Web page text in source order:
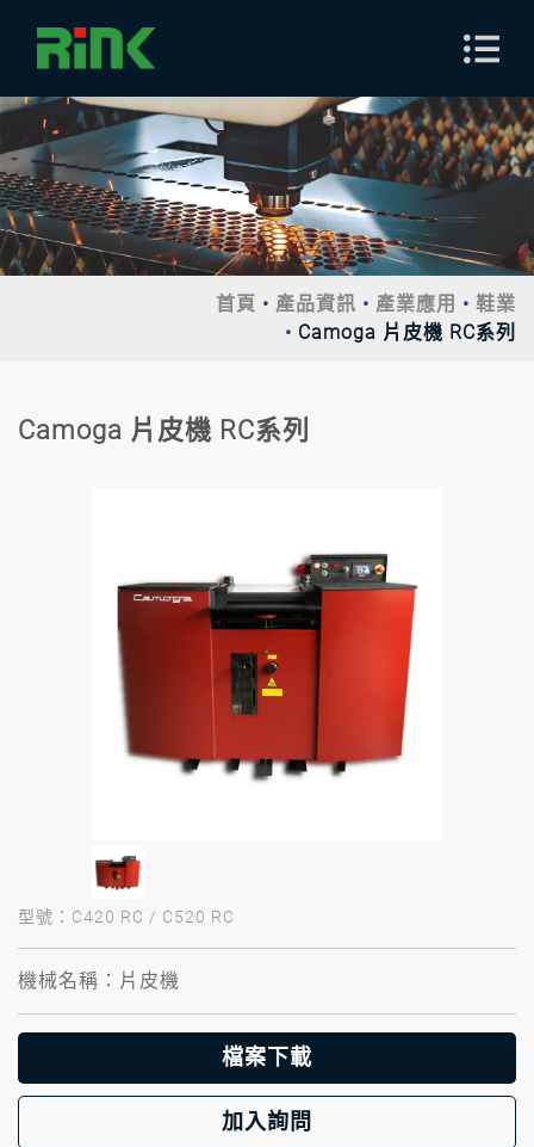
首頁 產品資訊 產業應用
鞋業
Camoga 片皮機 RC系列
Camoga 片皮機 RC系列
型號：C420 RC / C520 RC
機械名稱：片皮機
檔案下載
加入詢問